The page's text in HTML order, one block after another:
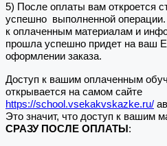
5) После оплаты вам откроется
успешно выполненной
к оплаченным материалам и
прошла успешно придет на ваш
оформлении заказа.
Доступ к вашим оплаченным
открывается на самом сайте
https://school.vsekakvskazke.ru/
Это значит, что доступ к вашим
СРАЗУ ПОСЛЕ ОПЛАТЫ :